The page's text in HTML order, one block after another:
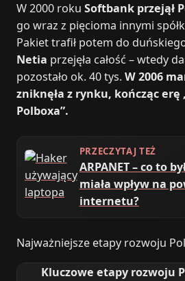
W 2000 roku Softbank przejął
go wraz z pięcioma innymi
Pakiet trafił potem do
Netia przejęła całość – wtedy
pozostało ok. 40 tys. W 2006
zniknęła z rynku, kończąc erę
Polboxa”.
PRZECZYTAJ TEŻ
ARPANET – co to
miała wpływ na
internetu?
Najważniejsze etapy rozwoju
Kluczowe etapy rozwoju